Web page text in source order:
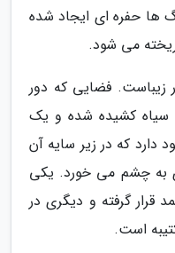
ها حفره ای ایجاد شده
ریخته می شود.
زیباست. فضایی که دور
سیاه کشیده شده و یک
که در زیر سایه آن
به چشم می خورد. یکی
قرار گرفته و دیگری در
است.